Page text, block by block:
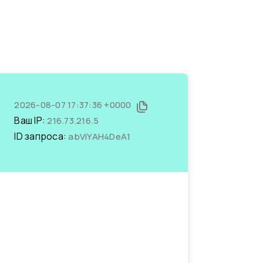
2026-08-07 17:37:36 +0000
Ваш IP:216.73.216.5
ID запроса:abViYAH4DeA1